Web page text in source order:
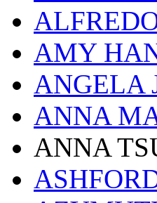
AMY
ANGELA
ANNA
ANNA